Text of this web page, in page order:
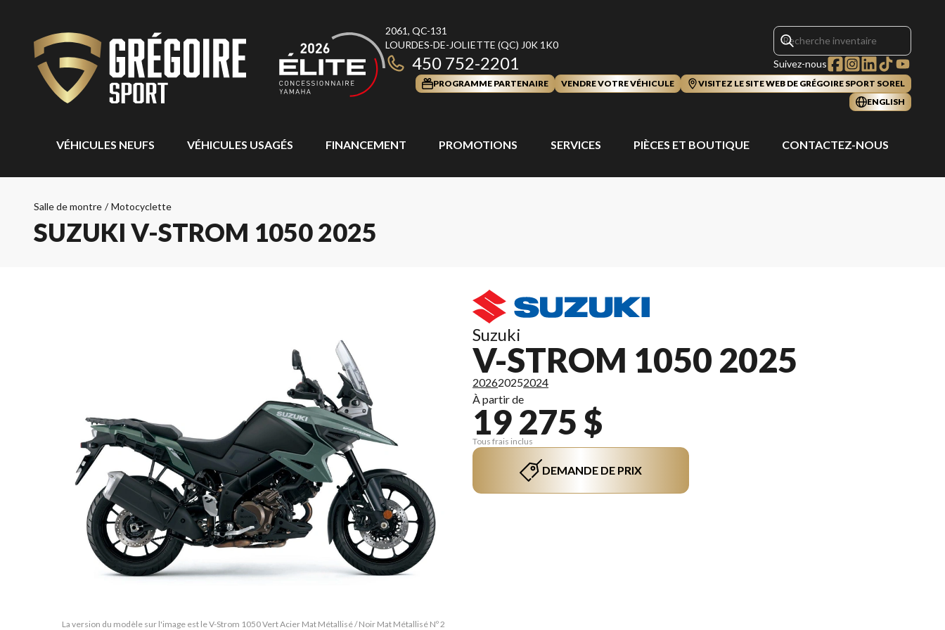
2061, QC-131
LOURDES-DE-JOLIETTE (QC) J0K 1K0
450 752-2201 Suivez-nous
PROGRAMME PARTENAIRE VENDRE VOTRE VÉHICULE
VISITEZ LE SITE WEB DE GRÉGOIRE SPORT SOREL
ENGLISH
VÉHICULES NEUFS VÉHICULES USAGÉS FINANCEMENT PROMOTIONS SERVICES PIÈCES ET BOUTIQUE CONTACTEZ-NOUS
Salle de montre / Motocyclette
SUZUKI V-STROM 1050 2025
La version du modèle sur l'image est le V-Strom 1050 Vert Acier Mat Métallisé / Noir Mat Métallisé Nº 2
Suzuki
V-STROM 1050 2025
202620252024
À partir de
19 275 $
Tous frais inclus
DEMANDE DE PRIX